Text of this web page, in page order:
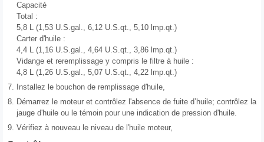
Capacité
Total :
5,8 L (1,53 U.S.gal., 6,12 U.S.qt., 5,10 lmp.qt.)
Carter d'huile :
4,4 L (1,16 U.S.gal., 4,64 U.S.qt., 3,86 lmp.qt.)
Vidange et reremplissage y compris le filtre à huile :
4,8 L (1,26 U.S.gal., 5,07 U.S.qt., 4,22 lmp.qt.)
7.
Installez le bouchon de remplissage d′huile,
8. Démarrez le moteur et contrôlez l'absence de fuite d’huile; contrôlez la
jauge d'huile ou le témoin pour une indication de pression d'huile.
9. Vérifiez à nouveau le niveau de l′huile moteur,